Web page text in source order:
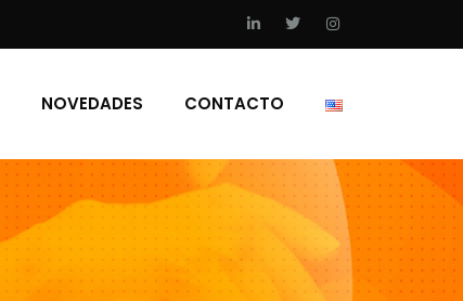
NOVEDADES CONTACTO